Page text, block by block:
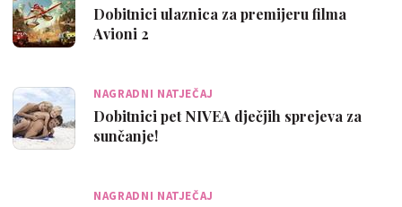
Dobitnici ulaznica za premijeru filma
Avioni 2
NAGRADNI NATJEČAJ
Dobitnici pet NIVEA dječjih sprejeva za
sunčanje!
NAGRADNI NATJEČAJ